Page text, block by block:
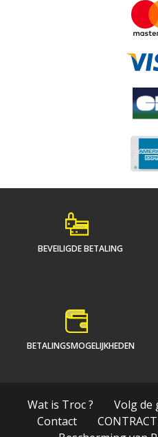
BEVEILIGDE BETALING
BETALINGSMOGELIJKHEDEN
Wat is Troc ? Volg de
Contact